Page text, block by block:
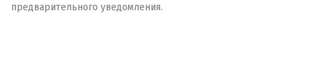
предварительного уведомления.